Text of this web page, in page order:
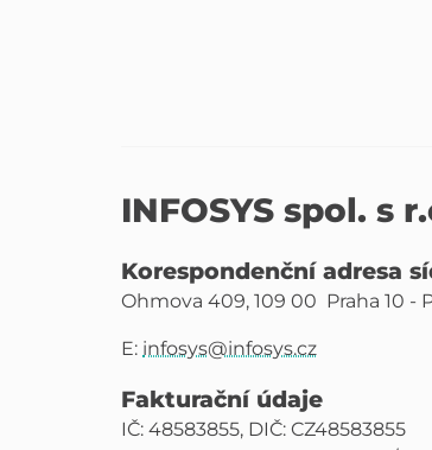
INFOSYS spol. s
Korespondenční adresa
Ohmova 409, 109 00 Praha 10 -
E: infosys@infosys.cz
Fakturační údaje
IČ: 48583855, DIČ: CZ48583855